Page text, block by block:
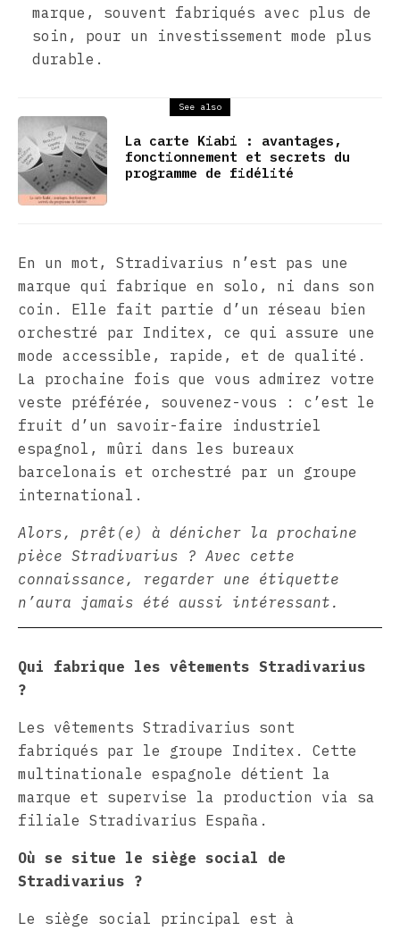
marque, souvent fabriqués avec plus de
soin, pour un investissement mode plus
durable.
See also
La carte Kiabi : avantages,
fonctionnement et secrets du
programme de fidélité
En un mot, Stradivarius n’est pas une
marque qui fabrique en solo, ni dans son
coin. Elle fait partie d’un réseau bien
orchestré par Inditex, ce qui assure une
mode accessible, rapide, et de qualité.
La prochaine fois que vous admirez votre
veste préférée, souvenez-vous : c’est le
fruit d’un savoir-faire industriel
espagnol, mûri dans les bureaux
barcelonais et orchestré par un groupe
international.
Alors, prêt(e) à dénicher la prochaine
pièce Stradivarius ? Avec cette
connaissance, regarder une étiquette
n’aura jamais été aussi intéressant.
Qui fabrique les vêtements Stradivarius
?
Les vêtements Stradivarius sont
fabriqués par le groupe Inditex. Cette
multinationale espagnole détient la
marque et supervise la production via sa
filiale Stradivarius España.
Où se situe le siège social de
Stradivarius ?
Le siège social principal est à